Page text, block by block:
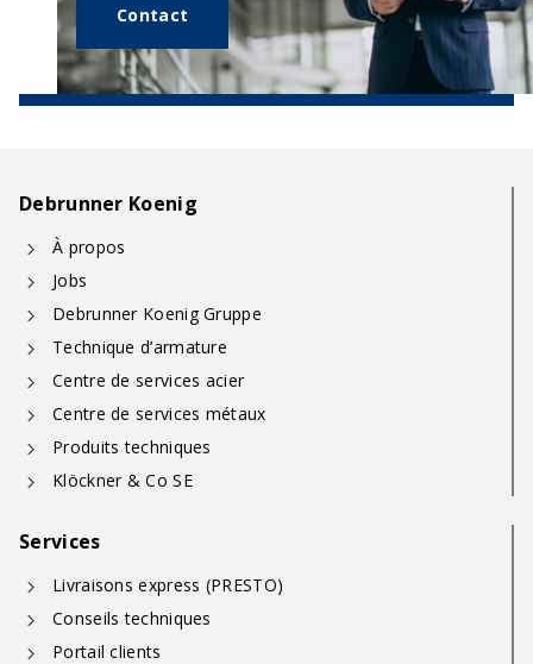
Contact
Debrunner Koenig
À propos
Jobs
Debrunner Koenig Gruppe
Technique d’armature
Centre de services acier
Centre de services métaux
Produits techniques
Klöckner & Co SE
Services
Livraisons express (PRESTO)
Conseils techniques
Portail clients